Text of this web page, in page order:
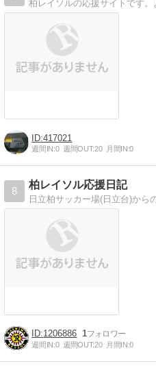
柏レイソルの応援サイトです。
417021
週間IN:0 週間OUT:20 月間IN:0
8
柏レイソル応援日記
1206886 1
週間IN:0 週間OUT:20 月間IN:0